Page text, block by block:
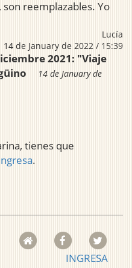
reemplazables. Yo
Lucía
14 de January de 2022 / 15:39
2021: "Viaje
14 de January de
tienes que
.
INGRESA